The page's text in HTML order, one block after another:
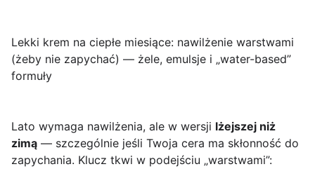
Lekki krem na ciepłe miesiące: nawilżenie warstwami
(żeby nie zapychać) — żele, emulsje i „water-based”
formuły
Lato wymaga nawilżenia, ale w wersji lżejszej niż
zimą — szczególnie jeśli Twoja cera ma skłonność do
zapychania. Klucz tkwi w podejściu „warstwami”: